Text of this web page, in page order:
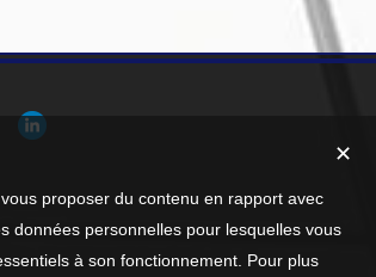
✕
proposer du contenu en rapport avec
données personnelles pour lesquelles vous
à son fonctionnement. Pour plus